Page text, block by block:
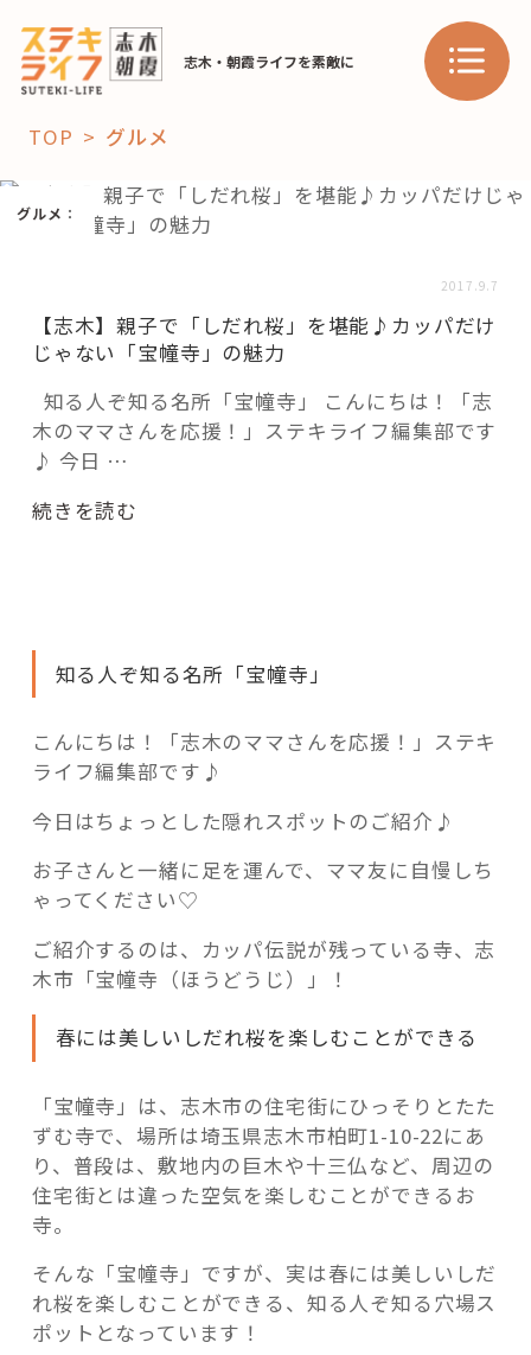
志木・朝霞ライフを素敵に
「コト」
おすすめ
スポット 学び・教育
「場」
「ひと」
協賛・協力店
コーディネーター紹介
これからの暮らし 住み替え相談
記事検索
TOP グルメ
グルメ ：
2017.9.7
【志木】親子で「しだれ桜」を堪能♪カッパだけ
じゃない「宝幢寺」の魅力
知る人ぞ知る名所「宝幢寺」 こんにちは！「志
木のママさんを応援！」ステキライフ編集部です
♪ 今日 …
“【志
「し
桜」
を
堪
能
♪
カ
パ
だ
け
な
い
「宝
幢
寺」
魅
力”
の
続きを読む
知る人ぞ知る名所「宝幢寺」
こんにちは！「志木のママさんを応援！」ステキ
ライフ編集部です♪
今日はちょっとした隠れスポットのご紹介♪
お子さんと一緒に足を運んで、ママ友に自慢しち
ゃってください♡
ご紹介するのは、カッパ伝説が残っている寺、志
木市「宝幢寺（ほうどうじ）」！
春には美しいしだれ桜を楽しむことができる
「宝幢寺」は、志木市の住宅街にひっそりとたた
ずむ寺で、場所は埼玉県志木市柏町1-10-22にあ
り、普段は、敷地内の巨木や十三仏など、周辺の
住宅街とは違った空気を楽しむことができるお
寺。
そんな「宝幢寺」ですが、実は春には美しいしだ
れ桜を楽しむことができる、知る人ぞ知る穴場ス
ポットとなっています！